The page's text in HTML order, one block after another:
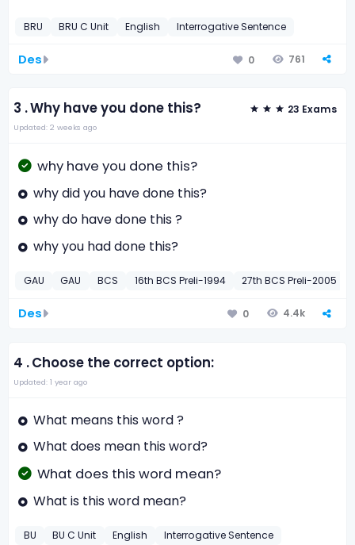
BRU BRU C Unit English Interrogative Sentence
Des 0 761
3 .Why have you done this? 23 Exams
Updated: 2 weeks ago
why have you done this?
why did you have done this?
why do have done this ?
why you had done this?
GAU GAU BCS 16th BCS Preli-1994 27th BCS Preli-2005
Des 0 4.4k
4 .Choose the correct option:
Updated: 1 year ago
What means this word ?
What does mean this word?
What does this word mean?
What is this word mean?
BU BU C Unit English Interrogative Sentence